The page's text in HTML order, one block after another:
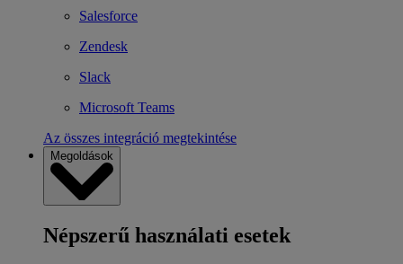
Salesforce
Zendesk
Slack
Microsoft Teams
Az összes integráció megtekintése
Megoldások
Népszerű használati esetek